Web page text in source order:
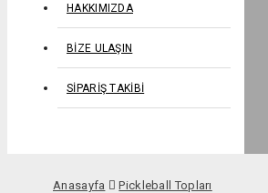
HAKKIMIZDA
BIZE ULAŞIN
SIPARIŞ TAKIBI
Anasayfa
Pickleball Topları